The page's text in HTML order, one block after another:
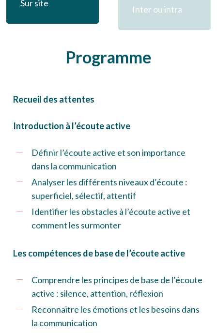
Sur site
Inter ou intra
Programme
Recueil des attentes
Introduction à l’écoute active
Définir l’écoute active et son importance
dans la communication
Analyser les différents niveaux d’écoute :
superficiel, sélectif, attentif
Identifier les obstacles à l’écoute active et
comment les surmonter
Les compétences de base de l’écoute active
Comprendre les principes de base de l’écoute
active : silence, attention, réflexion
Reconnaitre les émotions et les besoins dans
la communication